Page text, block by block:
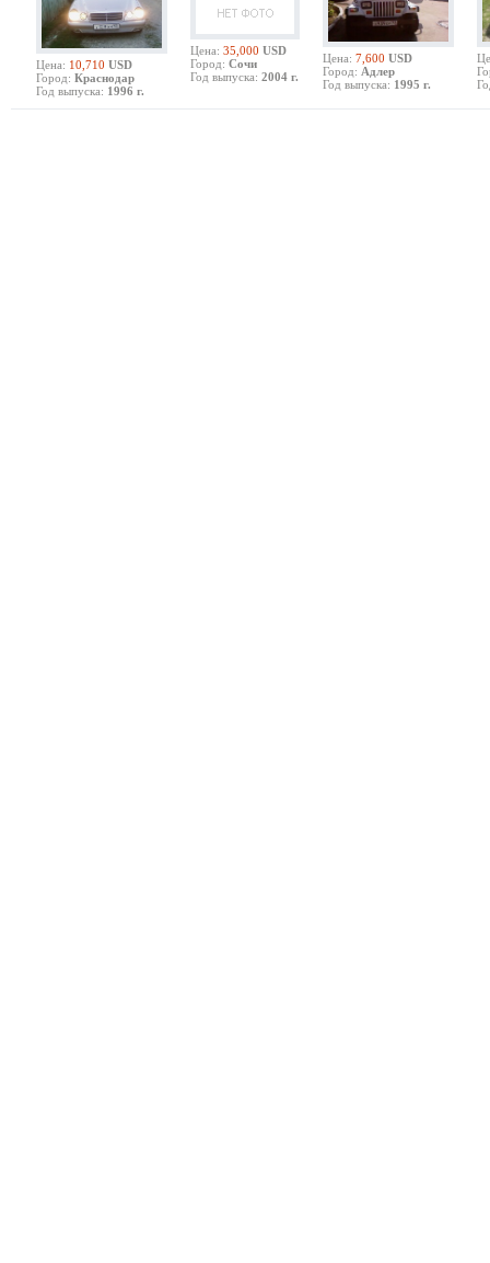
Цена: 10,710 USD
Город: Краснодар
Год выпуска: 1996 г.
Цена: 35,000 USD
Город: Сочи
Год выпуска: 2004 г.
Цена: 7,600 USD
Город: Адлер
Год выпуска: 1995 г.